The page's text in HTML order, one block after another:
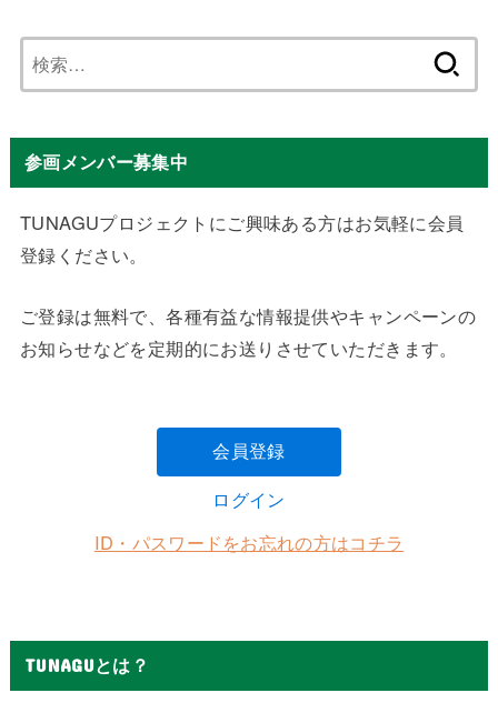
索:
参画メンバー募集中
TUNAGUプロジェクトにご興味ある方はお気軽に会員
登録ください。
ご登録は無料で、各種有益な情報提供やキャンペーンの
お知らせなどを定期的にお送りさせていただきます。
会員登録
ログイン
ID・パスワードをお忘れの方はコチラ
TUNAGUとは？